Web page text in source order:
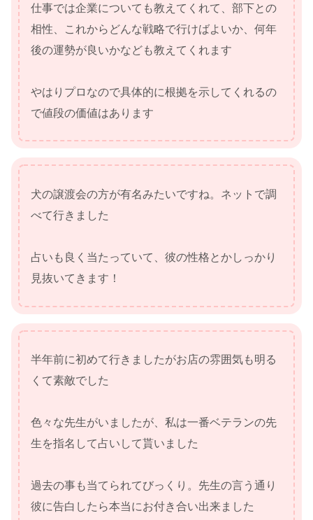
仕事では企業についても教えてくれて、部下との
相性、これからどんな戦略で行けばよいか、何年
後の運勢が良いかなども教えてくれます
やはりプロなので具体的に根拠を示してくれるの
で値段の価値はあります
犬の譲渡会の方が有名みたいですね。ネットで調
べて行きました
占いも良く当たっていて、彼の性格とかしっかり
見抜いてきます！
半年前に初めて行きましたがお店の雰囲気も明る
くて素敵でした
色々な先生がいましたが、私は一番ベテランの先
生を指名して占いして貰いました
過去の事も当てられてびっくり。先生の言う通り
彼に告白したら本当にお付き合い出来ました